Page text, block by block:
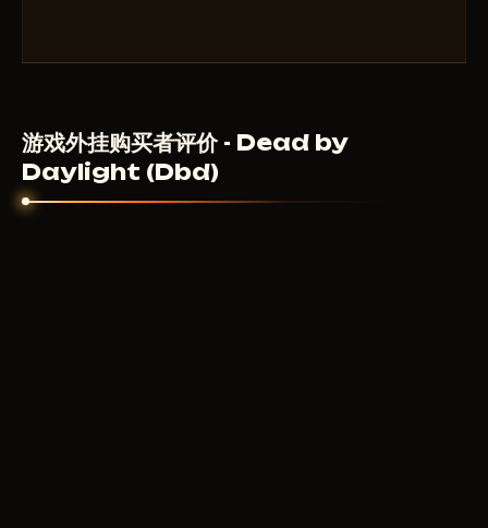
游戏外挂购买者评价 - Dead by
Daylight (Dbd)